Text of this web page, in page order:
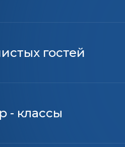
гостей
- классы